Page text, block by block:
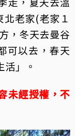
老家(老家１
，冬天去曼谷
可以去，春天
」。
未經授權，不